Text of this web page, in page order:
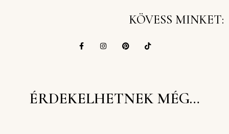
KÖVESS MINKET:
ÉRDEKELHETNEK MÉG…